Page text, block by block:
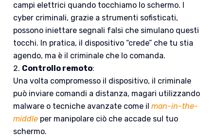
campi elettrici quando tocchiamo lo schermo. I
cyber criminali, grazie a strumenti sofisticati,
possono iniettare segnali falsi che simulano questi
tocchi. In pratica, il dispositivo “crede” che tu stia
agendo, ma è il criminale che lo comanda.
Controllo remoto:
Una volta compromesso il dispositivo, il criminale
può inviare comandi a distanza, magari utilizzando
malware o tecniche avanzate come ilman-in-the-
middle per manipolare ciò che accade sul tuo
schermo.